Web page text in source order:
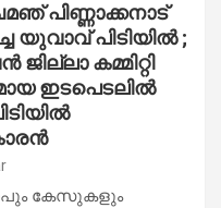
പിണ്ണാക്കനാട്
യുവാവ് പിടിയിൽ ;
കമ്മിറ്റി
ഇടപെടലിൽ
കേസുകളും